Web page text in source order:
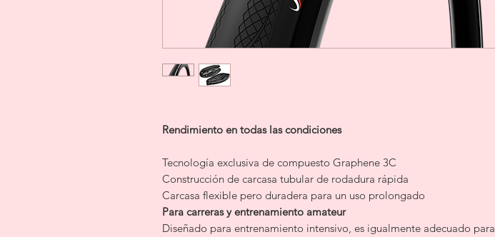
Rendimiento en todas las condiciones
Tecnología exclusiva de compuesto Graphene 3C
Construcción de carcasa tubular de rodadura rápida
Carcasa flexible pero duradera para un uso prolongado
Para carreras y entrenamiento amateur
Diseñado para entrenamiento intensivo, es igualmente adecuado para